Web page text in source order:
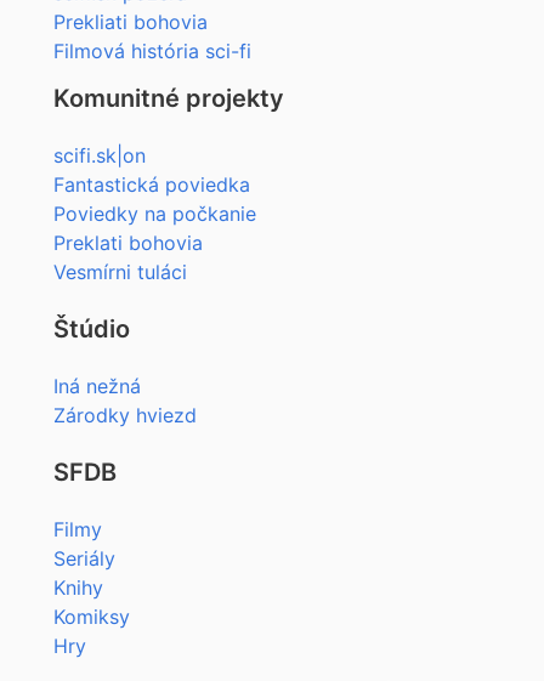
Prekliati bohovia
Filmová história sci-fi
Komunitné projekty
scifi.sk|on
Fantastická poviedka
Poviedky na počkanie
Preklati bohovia
Vesmírni tuláci
Štúdio
Iná nežná
Zárodky hviezd
SFDB
Filmy
Seriály
Knihy
Komiksy
Hry